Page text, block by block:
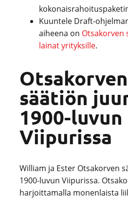
Kuuntele Draft-
aiheena on Otsakorven
lainat yrityksille.
Otsakorven
säätiön
1900-luvun
Viipurissa
William ja Ester Otsakorven
1900-luvun Viipurissa.
harjoittamalla monenlaista